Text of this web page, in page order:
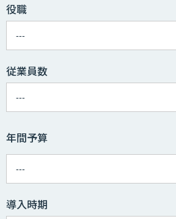
役職
従業員数
年間予算
導入時期